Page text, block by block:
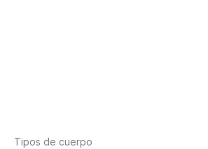
Tipos de cuerpo